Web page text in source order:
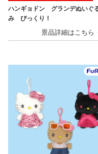
ハンギョドン グランデぬいぐ
み びっくり！